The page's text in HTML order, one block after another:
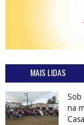
MAIS LIDAS
Sob
na